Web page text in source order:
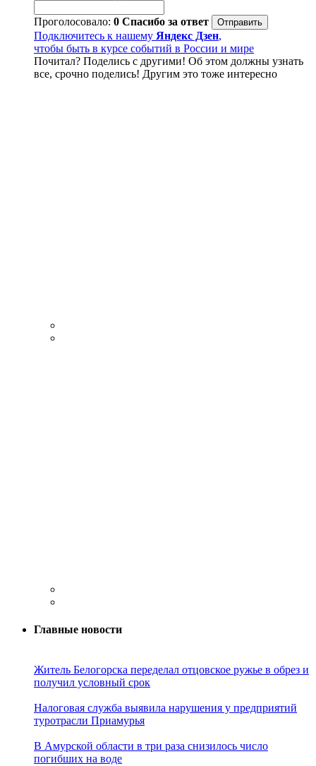
Проголосовало: 0 Спасибо за ответ
Подключитесь к нашему Яндекс Дзен,
чтобы быть в курсе событий в России и мире
Почитал? Поделись с другими! Об этом должны узнать
все, срочно поделись! Другим это тоже интересно
Главные новости
Житель Белогорска переделал отцовское ружье в обрез и
получил условный срок
Налоговая служба выявила нарушения у предприятий
туротрасли Приамурья
В Амурской области в три раза снизилось число
погибших на воде